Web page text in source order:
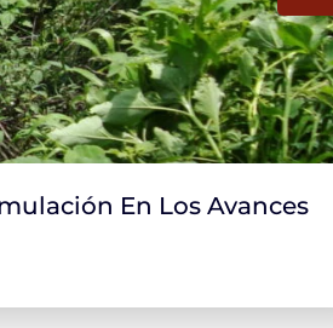
En Los Avances